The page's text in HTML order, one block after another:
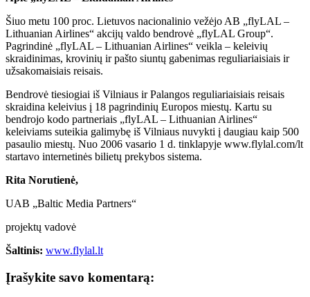
Šiuo metu 100 proc. Lietuvos nacionalinio vežėjo AB „flyLAL –
Lithuanian Airlines“ akcijų valdo bendrovė „flyLAL Group“.
Pagrindinė „flyLAL – Lithuanian Airlines“ veikla – keleivių
skraidinimas, krovinių ir pašto siuntų gabenimas reguliariaisiais ir
užsakomaisiais reisais.
Bendrovė tiesiogiai iš Vilniaus ir Palangos reguliariaisiais reisais
skraidina keleivius į 18 pagrindinių Europos miestų. Kartu su
bendrojo kodo partneriais „flyLAL – Lithuanian Airlines“
keleiviams suteikia galimybę iš Vilniaus nuvykti į daugiau kaip 500
pasaulio miestų. Nuo 2006 vasario 1 d. tinklapyje www.flylal.com/lt
startavo internetinės bilietų prekybos sistema.
Rita Norutienė,
UAB „Baltic Media Partners“
projektų vadovė
Šaltinis: www.flylal.lt
Įrašykite savo komentarą: